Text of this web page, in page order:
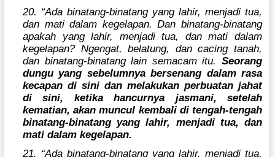
20. “Ada binatang-binatang yang lahir, menjadi tua,
dan mati dalam kegelapan. Dan binatang-binatang
apakah yang lahir, menjadi tua, dan mati dalam
kegelapan? Ngengat, belatung, dan cacing tanah,
dan binatang-binatang lain semacam itu. Seorang
dungu yang sebelumnya bersenang dalam rasa
kecapan di sini dan melakukan perbuatan jahat
di sini, ketika hancurnya jasmani, setelah
kematian, akan muncul kembali di tengah-tengah
binatang-binatang yang lahir, menjadi tua, dan
mati dalam kegelapan.
21. “Ada binatang-binatang yang lahir, menjadi tua,